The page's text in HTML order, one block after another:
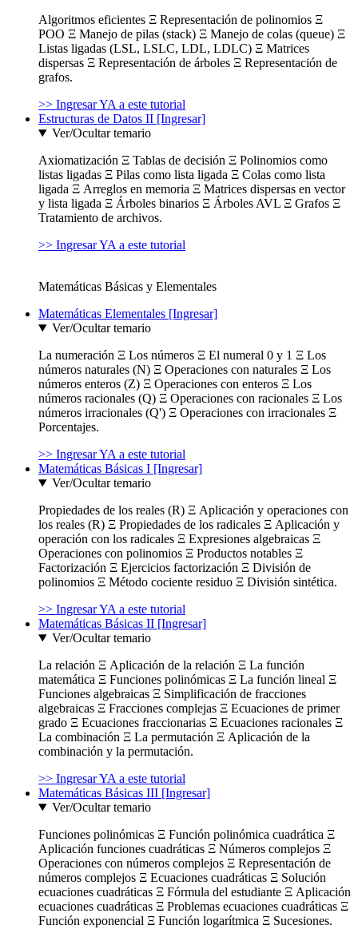
Algoritmos eficientes Ξ Representación de polinomios Ξ
POO Ξ Manejo de pilas (stack) Ξ Manejo de colas (queue) Ξ
Listas ligadas (LSL, LSLC, LDL, LDLC) Ξ Matrices
dispersas Ξ Representación de árboles Ξ Representación de
grafos.
>> Ingresar YA a este tutorial
Estructuras de Datos II [Ingresar]
Ver/Ocultar temario
Axiomatización Ξ Tablas de decisión Ξ Polinomios como
listas ligadas Ξ Pilas como lista ligada Ξ Colas como lista
ligada Ξ Arreglos en memoria Ξ Matrices dispersas en vector
y lista ligada Ξ Árboles binarios Ξ Árboles AVL Ξ Grafos Ξ
Tratamiento de archivos.
>> Ingresar YA a este tutorial
Matemáticas Básicas y Elementales
Matemáticas Elementales [Ingresar]
Ver/Ocultar temario
La numeración Ξ Los números Ξ El numeral 0 y 1 Ξ Los
números naturales (N) Ξ Operaciones con naturales Ξ Los
números enteros (Z) Ξ Operaciones con enteros Ξ Los
números racionales (Q) Ξ Operaciones con racionales Ξ Los
números irracionales (Q') Ξ Operaciones con irracionales Ξ
Porcentajes.
>> Ingresar YA a este tutorial
Matemáticas Básicas I [Ingresar]
Ver/Ocultar temario
Propiedades de los reales (R) Ξ Aplicación y operaciones con
los reales (R) Ξ Propiedades de los radicales Ξ Aplicación y
operación con los radicales Ξ Expresiones algebraicas Ξ
Operaciones con polinomios Ξ Productos notables Ξ
Factorización Ξ Ejercicios factorización Ξ División de
polinomios Ξ Método cociente residuo Ξ División sintética.
>> Ingresar YA a este tutorial
Matemáticas Básicas II [Ingresar]
Ver/Ocultar temario
La relación Ξ Aplicación de la relación Ξ La función
matemática Ξ Funciones polinómicas Ξ La función lineal Ξ
Funciones algebraicas Ξ Simplificación de fracciones
algebraicas Ξ Fracciones complejas Ξ Ecuaciones de primer
grado Ξ Ecuaciones fraccionarias Ξ Ecuaciones racionales Ξ
La combinación Ξ La permutación Ξ Aplicación de la
combinación y la permutación.
>> Ingresar YA a este tutorial
Matemáticas Básicas III [Ingresar]
Ver/Ocultar temario
Funciones polinómicas Ξ Función polinómica cuadrática Ξ
Aplicación funciones cuadráticas Ξ Números complejos Ξ
Operaciones con números complejos Ξ Representación de
números complejos Ξ Ecuaciones cuadráticas Ξ Solución
ecuaciones cuadráticas Ξ Fórmula del estudiante Ξ Aplicación
ecuaciones cuadráticas Ξ Problemas ecuaciones cuadráticas Ξ
Función exponencial Ξ Función logarítmica Ξ Sucesiones.